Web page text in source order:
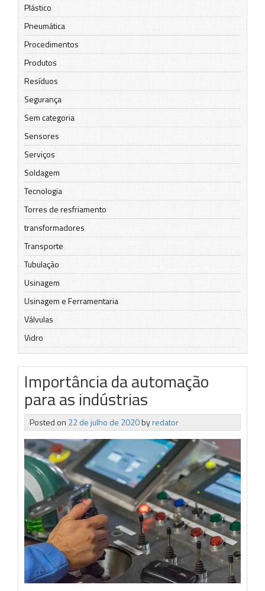
Plástico
Pneumática
Procedimentos
Produtos
Resíduos
Segurança
Sem categoria
Sensores
Serviços
Soldagem
Tecnologia
Torres de resfriamento
transformadores
Transporte
Tubulação
Usinagem
Usinagem e Ferramentaria
Válvulas
Vidro
Importância da automação
para as indústrias
Posted on 22 de julho de 2020byredator